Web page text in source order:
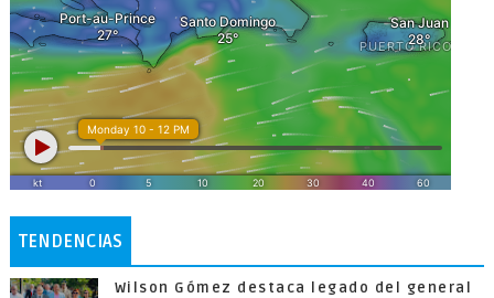
TENDENCIAS
Wilson Gómez destaca legado del general